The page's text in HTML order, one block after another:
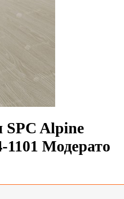
Alpine
Модерато